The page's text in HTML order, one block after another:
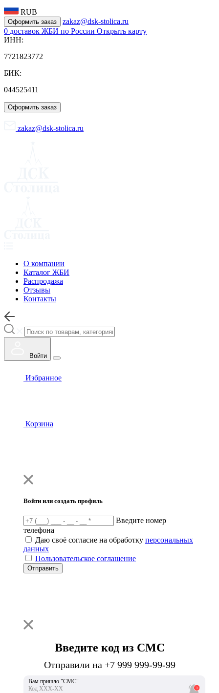
RUB
Оформить заказ
zakaz@dsk-stolica.ru
0 доставок ЖБИ по России Открыть карту
ИНН:
7721823772
БИК:
044525411
Оформить заказ
zakaz@dsk-stolica.ru
О компании
Каталог ЖБИ
Распродажа
Отзывы
Контакты
Войти
Избранное
Корзина
Войти или создать профиль
Введите номер
телефона
Даю своё согласие на обработку персональных
данных
Пользовательское соглашение
Отправить
Введите код из СМС
Отправили на +7 999 999-99-99
Вам пришло "СМС"
Код ХХХ-ХХ